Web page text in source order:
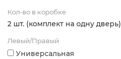
Кол-во в коробке
2 шт. (комплект на одну дверь)
Левый/Правый
Универсальная